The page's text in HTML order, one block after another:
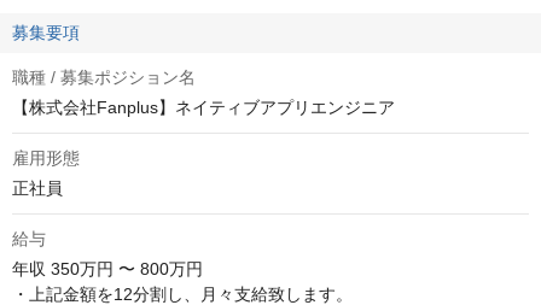
募集要項
職種 / 募集ポジション名
【株式会社Fanplus】ネイティブアプリエンジニア
雇用形態
正社員
給与
年収 350万円 〜 800万円
・上記金額を12分割し、月々支給致します。